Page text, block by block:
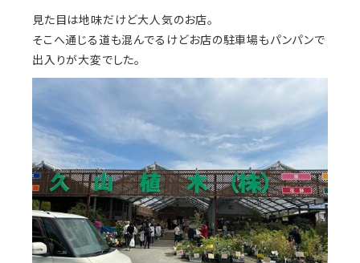
見た目は地味だけど大人気のお店。
そこへ通じる道も混んでるけどお店の駐車場もパンパンで
出入りが大変でした。